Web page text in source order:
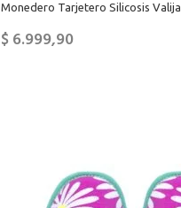
Monedero Tarjetero Silicosis Valija
$6.999,90